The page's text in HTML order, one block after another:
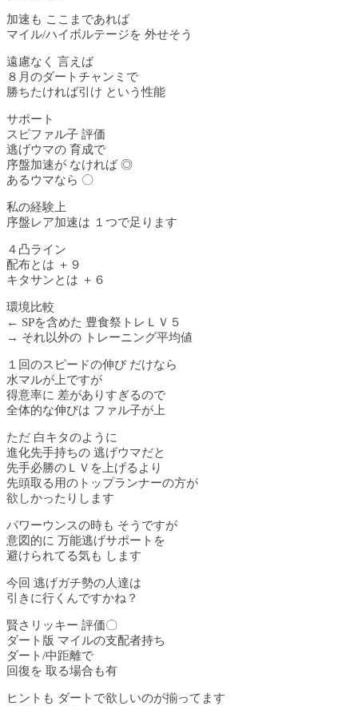
加速も ここまであれば
マイル/ハイボルテージを 外せそう
遠慮なく 言えば
８月のダートチャンミで
勝ちたければ引け という性能
サポート
スピファル子 評価
逃げウマの 育成で
序盤加速が なければ ◎
あるウマなら 〇
私の経験上
序盤レア加速は １つで足ります
４凸ライン
配布とは ＋９
キタサンとは ＋６
環境比較
← SPを含めた 豊食祭トレＬＶ５
→ それ以外の トレーニング平均値
１回のスピードの伸び だけなら
水マルが上ですが
得意率に 差がありすぎるので
全体的な伸びは ファル子が上
ただ 白キタのように
進化先手持ちの 逃げウマだと
先手必勝のＬＶを上げるより
先頭取る用のトップランナーの方が
欲しかったりします
パワーウンスの時も そうですが
意図的に 万能逃げサポートを
避けられてる気も します
今回 逃げガチ勢の人達は
引きに行くんですかね？
賢さリッキー 評価〇
ダート版 マイルの支配者持ち
ダート/中距離で
回復を 取る場合も有
ヒントも ダートで欲しいのが揃ってます